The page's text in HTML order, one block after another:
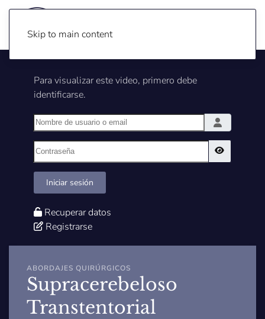
Skip to main content
Para visualizar este video, primero debe
identificarse.
Nombre de usuario o email
Contraseña
Iniciar sesión
Recuperar datos
Registrarse
ABORDAJES QUIRÚRGICOS
Supracerebeloso
Transtentorial